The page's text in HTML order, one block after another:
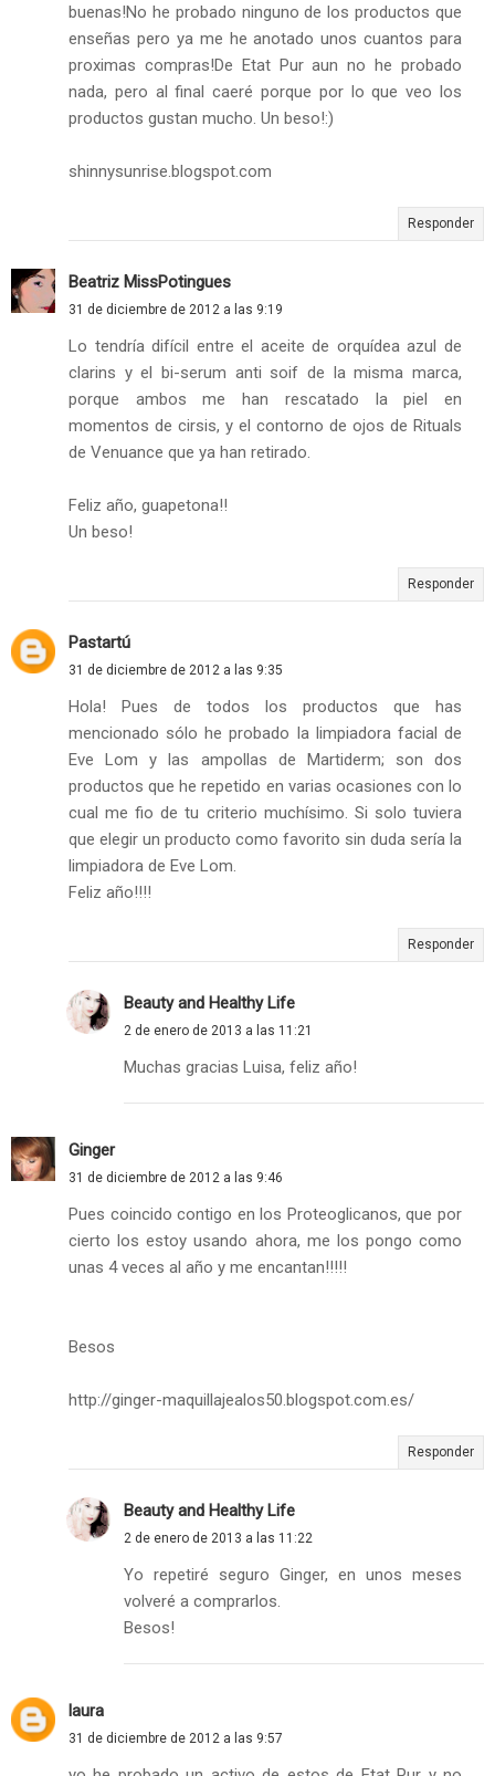
buenas!No he probado ninguno de los productos que
enseñas pero ya me he anotado unos cuantos para
proximas compras!De Etat Pur aun no he probado
nada, pero al final caeré porque por lo que veo los
productos gustan mucho. Un beso!:)
shinnysunrise.blogspot.com
Responder
Beatriz MissPotingues
31 de diciembre de 2012 a las 9:19
Lo tendría difícil entre el aceite de orquídea azul de
clarins y el bi-serum anti soif de la misma marca,
porque ambos me han rescatado la piel en
momentos de cirsis, y el contorno de ojos de Rituals
de Venuance que ya han retirado.
Feliz año, guapetona!!
Un beso!
Responder
Pastartú
31 de diciembre de 2012 a las 9:35
Hola! Pues de todos los productos que has
mencionado sólo he probado la limpiadora facial de
Eve Lom y las ampollas de Martiderm; son dos
productos que he repetido en varias ocasiones con lo
cual me fio de tu criterio muchísimo. Si solo tuviera
que elegir un producto como favorito sin duda sería la
limpiadora de Eve Lom.
Feliz año!!!!
Responder
Beauty and Healthy Life
2 de enero de 2013 a las 11:21
Muchas gracias Luisa, feliz año!
Ginger
31 de diciembre de 2012 a las 9:46
Pues coincido contigo en los Proteoglicanos, que por
cierto los estoy usando ahora, me los pongo como
unas 4 veces al año y me encantan!!!!!
Besos
http://ginger-maquillajealos50.blogspot.com.es/
Responder
Beauty and Healthy Life
2 de enero de 2013 a las 11:22
Yo repetiré seguro Ginger, en unos meses
volveré a comprarlos.
Besos!
laura
31 de diciembre de 2012 a las 9:57